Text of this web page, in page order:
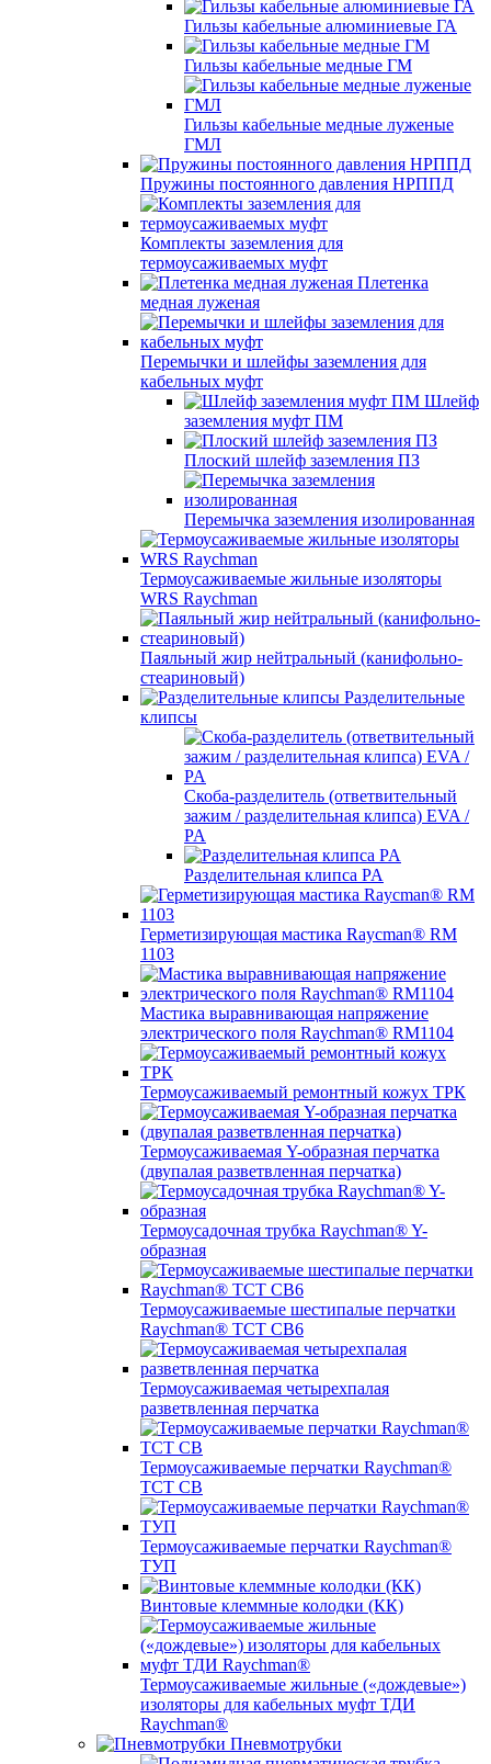
Гильзы кабельные алюминиевые ГА
Гильзы кабельные медные ГМ
Гильзы кабельные медные луженые
ГМЛ
Пружины постоянного давления НРППД
Комплекты заземления для
термоусаживаемых муфт
Плетенка
медная луженая
Перемычки и шлейфы заземления для
кабельных муфт
Шлейф
заземления муфт ПМ
Плоский шлейф заземления ПЗ
Перемычка заземления изолированная
Термоусаживаемые жильные изоляторы
WRS Raychman
Паяльный жир нейтральный (канифольно-
стеариновый)
Разделительные
клипсы
Скоба-разделитель (ответвительный
зажим / разделительная клипса) EVA /
PA
Разделительная клипса PA
Герметизирующая мастика Raycman® RM
1103
Мастика выравнивающая напряжение
электрического поля Raychman® RM1104
Термоусаживаемый ремонтный кожух ТРК
Термоусаживаемая Y-образная перчатка
(двупалая разветвленная перчатка)
Термоусадочная трубка Raychman® Y-
образная
Термоусаживаемые шестипалые перчатки
Raychman® ТСТ СВ6
Термоусаживаемая четырехпалая
разветвленная перчатка
Термоусаживаемые перчатки Raychman®
TCT CB
Термоусаживаемые перчатки Raychman®
ТУП
Винтовые клеммные колодки (КК)
Термоусаживаемые жильные («дождевые»)
изоляторы для кабельных муфт ТДИ
Raychman®
Пневмотрубки